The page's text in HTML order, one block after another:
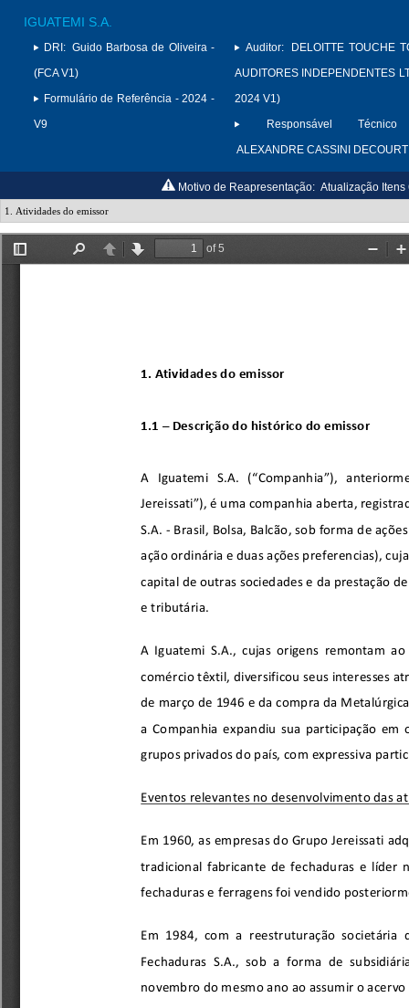
IGUATEMI S.A.
DRI: Guido Barbosa de Oliveira -
(FCA V1)
Formulário de Referência - 2024 -
V9
Auditor:
DELOITTE TOUCHE
AUDITORES INDEPENDENTES
2024 V1)
Responsável
ALEXANDRE CASSINI DECOURT
Motivo de Reapresentação: Atualização Itens